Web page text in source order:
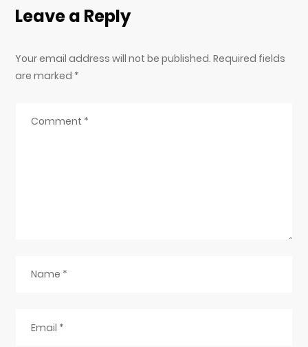
Leave a Reply
Your email address will not be published. Required fields
are marked *